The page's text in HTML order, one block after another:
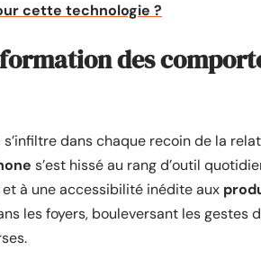
cette technologie ?
des
s’infiltre dans chaque recoin de la
s’est hissé au rang d’outil
à une accessibilité inédite aux
les foyers, bouleversant les gestes